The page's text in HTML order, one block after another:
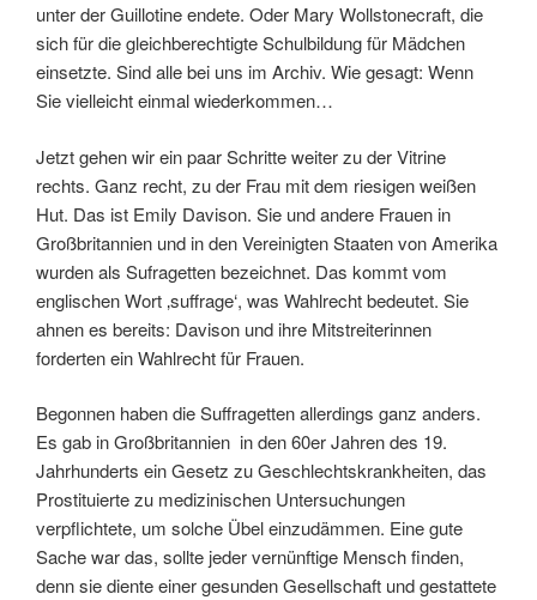
unter der Guillotine endete. Oder Mary Wollstonecraft, die
sich für die gleichberechtigte Schulbildung für Mädchen
einsetzte. Sind alle bei uns im Archiv. Wie gesagt: Wenn
Sie vielleicht einmal wiederkommen…
Jetzt gehen wir ein paar Schritte weiter zu der Vitrine
rechts. Ganz recht, zu der Frau mit dem riesigen weißen
Hut. Das ist Emily Davison. Sie und andere Frauen in
Großbritannien und in den Vereinigten Staaten von Amerika
wurden als Sufragetten bezeichnet. Das kommt vom
englischen Wort ‚suffrage‘, was Wahlrecht bedeutet. Sie
ahnen es bereits: Davison und ihre Mitstreiterinnen
forderten ein Wahlrecht für Frauen.
Begonnen haben die Suffragetten allerdings ganz anders.
Es gab in Großbritannien in den 60er Jahren des 19.
Jahrhunderts ein Gesetz zu Geschlechtskrankheiten, das
Prostituierte zu medizinischen Untersuchungen
verpflichtete, um solche Übel einzudämmen. Eine gute
Sache war das, sollte jeder vernünftige Mensch finden,
denn sie diente einer gesunden Gesellschaft und gestattete